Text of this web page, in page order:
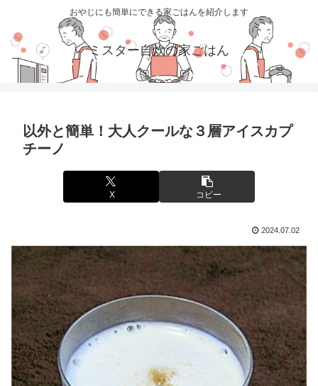
おやじにも簡単にできる家ごはんを紹介します
ミスター自炊の家ごはん
以外と簡単！大人クールな３層アイスカプ
チーノ
X コピー
2024.07.02